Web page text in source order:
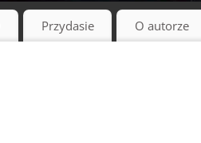
Przydasie O autorze